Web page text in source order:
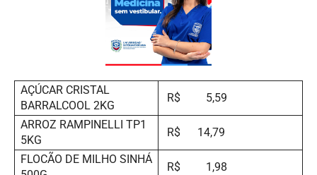
AÇÚCAR CRISTAL
BARRALCOOL 2KG
R$ 5,59
ARROZ RAMPINELLI TP1
5KG
R$ 14,79
FLOCÃO DE MILHO SINHÁ
R$ 1,98